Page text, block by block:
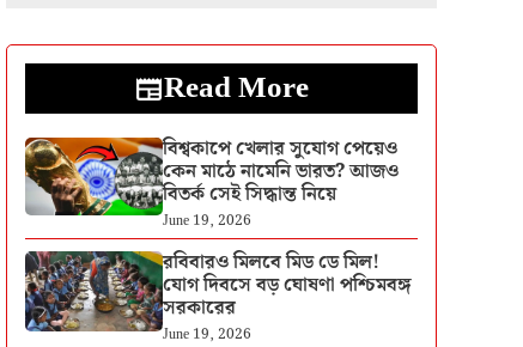
Read More
বিশ্বকাপে খেলার সুযোগ পেয়েও
কেন মাঠে নামেনি ভারত? আজও
বিতর্ক সেই সিদ্ধান্ত নিয়ে
June 19, 2026
রবিবারও মিলবে মিড ডে মিল!
যোগ দিবসে বড় ঘোষণা পশ্চিমবঙ্গ
সরকারের
June 19, 2026